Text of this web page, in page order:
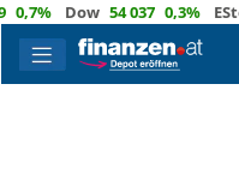
Dow 54 037 0,3% EStoxx50